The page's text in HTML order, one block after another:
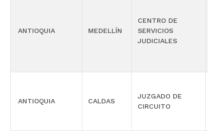
ANTIOQUIA MEDELLÍN
CENTRO DE
SERVICIOS
JUDICIALES
ANTIOQUIA CALDAS
JUZGADO DE
CIRCUITO